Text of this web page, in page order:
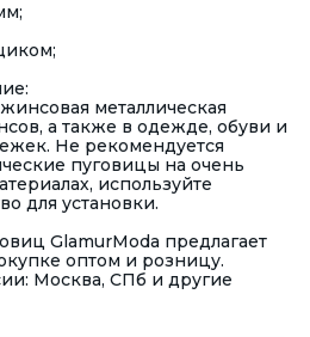
металлическая
а также в одежде, обуви и
Не рекомендуется
пуговицы на очень
используйте
для установки.
GlamurModa предлагает
оптом и розницу.
Москва, СПб и другие